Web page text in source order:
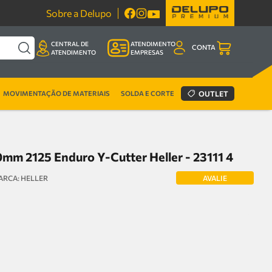
Sobre a Delupo
CENTRAL DE
ATENDIMENTO
ATENDIMENTO
EMPRESAS
CONTA
MOVIMENTAÇÃO DE MATERIAIS SOLDA E CORTE OUTLET
2125 Enduro Y-Cutter Heller - 23111 4
HELLER AVALIE